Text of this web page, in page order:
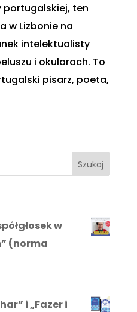
portugalskiej, ten
w Lizbonie na
intelektualisty
i okularach. To
pisarz, poeta,
w
(norma
i „Fazer i